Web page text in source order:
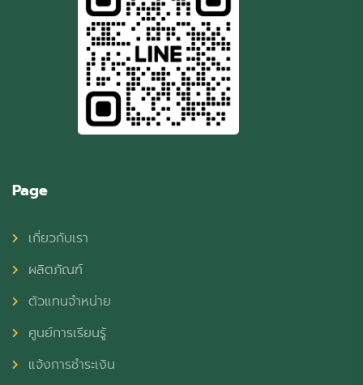
Page
เกี่ยวกับเรา
ผลิตภัณฑ์
ตัวแทนจำหน่าย
ศูนย์การเรียนรู้
แจ้งการชำระเงิน